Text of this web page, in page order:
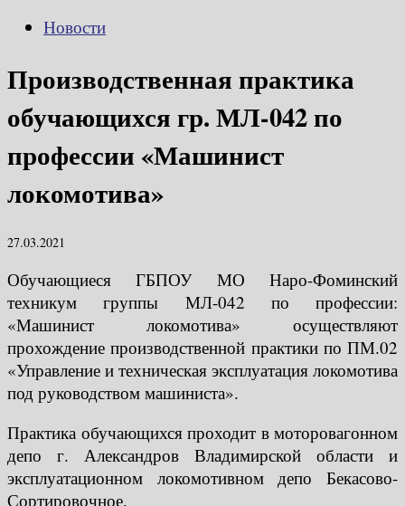
Новости
Производственная практика
обучающихся гр. МЛ-042 по
профессии «Машинист
локомотива»
27.03.2021
Обучающиеся ГБПОУ МО Наро-Фоминский
техникум группы МЛ-042 по профессии:
«Машинист локомотива» осуществляют
прохождение производственной практики по ПМ.02
«Управление и техническая эксплуатация локомотива
под руководством машиниста».
Практика обучающихся проходит в моторовагонном
депо г. Александров Владимирской области и
эксплуатационном локомотивном депо Бекасово-
Сортировочное.